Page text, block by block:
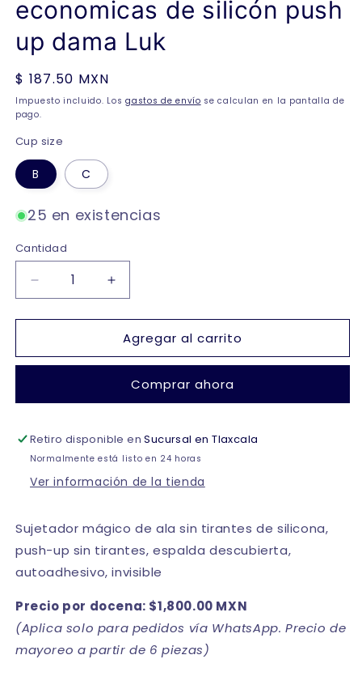
economicas de silicón push
up dama Luk
Precio
habitual
$ 187.50 MXN
Impuesto incluido. Losgastos de envío se calculan en la pantalla de
pago.
Cup size
B C
25 en existencias
Cantidad
Reducir
cantidad
para
adheribles
silicón
up
dama
Luk
Aumentar
cantidad
para
Copas
adheribles
silicón
up
dama
Luk
Agregar al carrito
Comprar ahora
Retiro disponible enSucursal en Tlaxcala
Normalmente está listo en 24 horas
Ver información de la tienda
Sujetador mágico de ala sin tirantes de silicona,
push-up sin tirantes, espalda descubierta,
autoadhesivo, invisible
Precio por docena: $1,800.00 MXN
(Aplica solo para pedidos vía WhatsApp. Precio de
mayoreo a partir de 6 piezas)